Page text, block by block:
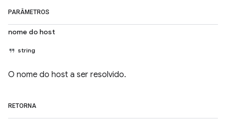
PARÂMETROS
nome do host
string
O nome do host a ser resolvido.
RETORNA